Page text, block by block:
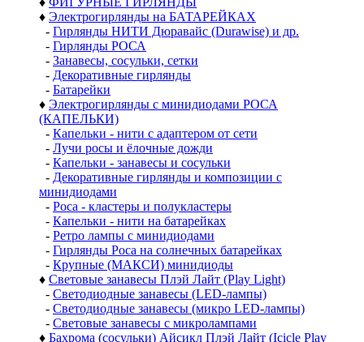
♦ Электрогирлянды на БАТАРЕЙКАХ
- Гирлянды НИТИ Дюравайс (Durawise) и др.
- Гирлянды РОСА
- Занавесы, сосульки, сетки
- Декоративные гирлянды
- Батарейки
♦ Электрогирлянды с минидиодами РОСА
(КАПЕЛЬКИ)
- Капельки - нити с адаптером от сети
- Лучи росы и ёлочные дожди
- Капельки - занавесы и сосульки
- Декоративные гирлянды и композиции с
минидиодами
- Роса - кластеры и полукластеры
- Капельки - нити на батарейках
- Ретро лампы с минидиодами
- Гирлянды Роса на солнечных батарейках
- Крупные (МАКСИ) минидиоды
♦ Световые занавесы Плэй Лайт (Play Light)
- Светодиодные занавесы (LED-лампы)
- Светодиодные занавесы (микро LED-лампы)
- Световые занавесы с микролампами
♦ Бахрома (сосульки) Айсикл Плэй Лайт (Icicle Play